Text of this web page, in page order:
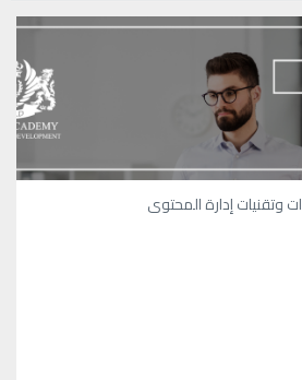
وتقنيات إدارة المحتوى